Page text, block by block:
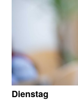
Dienstag